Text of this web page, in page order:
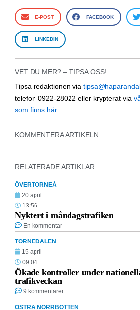
E-POST FACEBOOK
LINKEDIN
VET DU MER? – TIPSA OSS!
Tipsa redaktionen via
telefon 0922-28022 eller krypterat via
som finns här.
KOMMENTERA ARTIKELN:
RELATERADE ARTIKLAR
ÖVERTORNEÅ
20 april
13:56
Nyktert i måndagstrafiken
En kommentar
TORNEDALEN
15 april
09:04
Ökade kontroller under
trafikveckan
9 kommentarer
ÖSTRA NORRBOTTEN